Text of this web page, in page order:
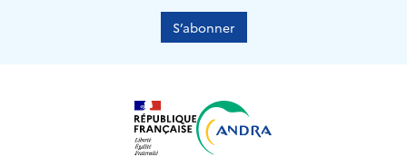
S’abonner